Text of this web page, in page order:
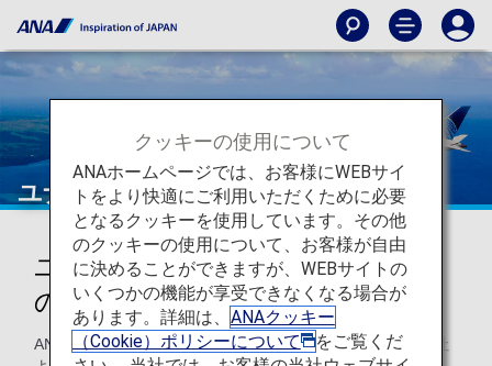
ユナイテッド航空（UA）
ユナイテッド航空のコードシェア
のご案内
ANAとのコードシェア便のサービスは以下のとおり運航会社
クッキーの使用について
ANAホームページでは、お客様にWEBサイ
トをより快適にご利用いただくために必要
となるクッキーを使用しています。その他
のクッキーの使用について、お客様が自由
に決めることができますが、WEBサイトの
いくつかの機能が享受できなくなる場合が
あります。詳細は、 ANAクッキー
（Cookie）ポリシーについて
をご覧くだ